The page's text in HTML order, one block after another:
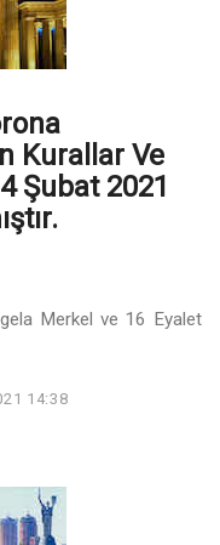
Kurallar Ve
Şubat 2021
Merkel ve 16 Eyalet
14:38